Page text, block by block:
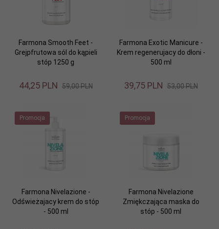
Farmona Smooth Feet -
Grejpfrutowa sól do kąpieli
stóp 1250 g
44,25 PLN 59,00 PLN
Farmona Exotic Manicure -
Krem regenerujacy do dłoni -
500 ml
39,75 PLN 53,00 PLN
Promocja
Farmona Nivelazione -
Odświeżajacy krem do stóp
- 500 ml
Promocja
Farmona Nivelazione
Zmiękczająca maska do
stóp - 500 ml